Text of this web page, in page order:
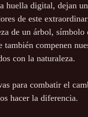
huella digital, dejan
de este
de un árbol, símbolo
compenen
con la naturaleza.
para combatir el
hacer la diferencia.